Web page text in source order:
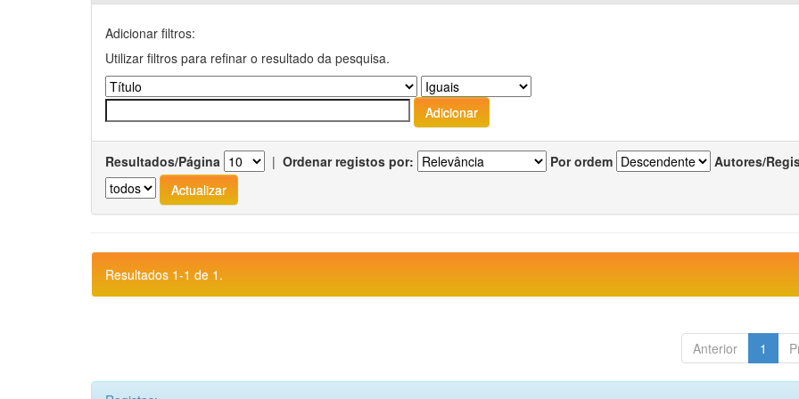
Adicionar filtros:
Utilizar filtros para refinar o resultado da pesquisa.
Resultados/Página | Ordenar registos por: Por ordem Autores/
Resultados 1-1 de 1.
Anterior 1